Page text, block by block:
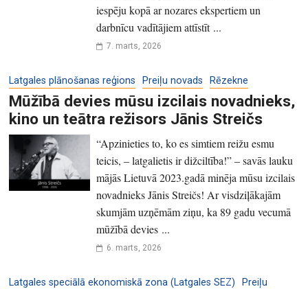
iespēju kopā ar nozares ekspertiem un
darbnīcu vadītājiem attīstīt ...
7. marts, 2026
Latgales plānošanas reģions Preiļu novads Rēzekne
Mūžībā devies mūsu izcilais novadnieks,
kino un teātra režisors Jānis Streičs
“Apzinieties to, ko es simtiem reižu esmu
teicis, – latgalietis ir dižciltība!” – savās lauku
mājās Lietuvā 2023.gadā minēja mūsu izcilais
novadnieks Jānis Streičs! Ar visdziļākajām
skumjām uzņēmām ziņu, ka 89 gadu vecumā
mūžībā devies ...
6. marts, 2026
Latgales speciālā ekonomiskā zona (Latgales SEZ)
Preiļu